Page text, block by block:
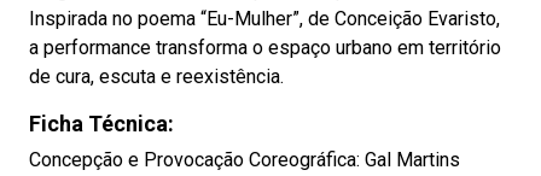
Inspirada no poema “Eu-Mulher”, de Conceição Evaristo,
a performance transforma o espaço urbano em território
de cura, escuta e reexistência.
Ficha Técnica:
Concepção e Provocação Coreográfica: Gal Martins